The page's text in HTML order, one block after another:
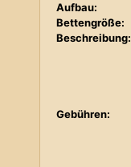
Aufbau:
Bettengröße:
Beschreibung:
Gebühren: